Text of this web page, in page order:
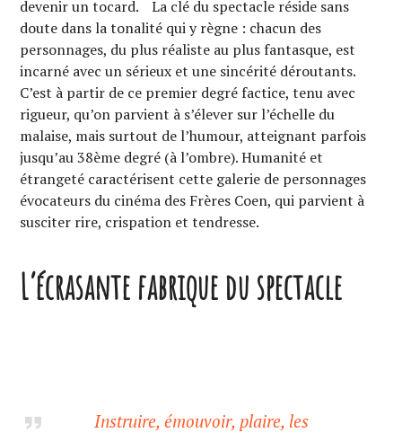
devenir un tocard. La clé du spectacle réside sans
doute dans la tonalité qui y règne : chacun des
personnages, du plus réaliste au plus fantasque, est
incarné avec un sérieux et une sincérité déroutants.
C’est à partir de ce premier degré factice, tenu avec
rigueur, qu’on parvient à s’élever sur l’échelle du
malaise, mais surtout de l’humour, atteignant parfois
jusqu’au 38ème degré (à l’ombre). Humanité et
étrangeté caractérisent cette galerie de personnages
évocateurs du cinéma des Frères Coen, qui parvient à
susciter rire, crispation et tendresse.
L’écrasante fabrique du spectacle
Instruire, émouvoir, plaire, les